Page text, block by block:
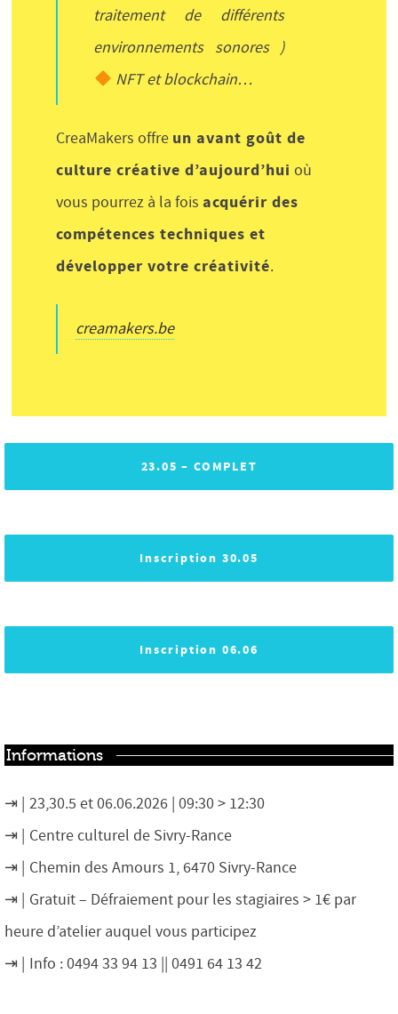
traitement de différents
environnements sonores )
NFT et blockchain…
CreaMakers offre un avant goût de
culture créative d’aujourd’hui où
vous pourrez à la fois acquérir des
compétences techniques et
développer votre créativité.
creamakers.be
23.05 – COMPLET
Inscription 30.05
Inscription 06.06
Informations
23,30.5 et 06.06.2026 | 09:30 > 12:30
Centre culturel de Sivry-Rance
Chemin des Amours 1, 6470 Sivry-Rance
Gratuit – Défraiement pour les stagiaires > 1€ par
heure d’atelier auquel vous participez
Info :0494 33 94 13 || 0491 64 13 42